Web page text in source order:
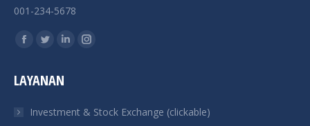
001-234-5678
Find us on:
Facebook
opens
new
Twitter
opens
new
Linkedin
new
Instagram
new
LAYANAN
Investment & Stock Exchange (clickable)